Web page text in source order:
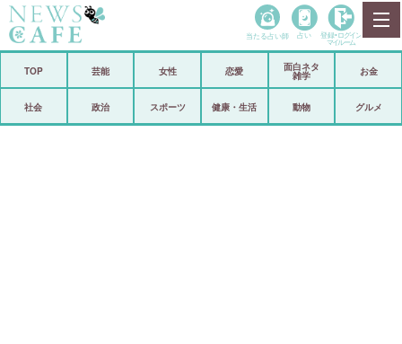
政治
当たる占い師 占い 登録• ログイン
マイルーム
TOP 芸能 女性 恋愛
面白ネタ
雑学
お金
社会 政治 スポーツ 健康・生活 動物 グルメ